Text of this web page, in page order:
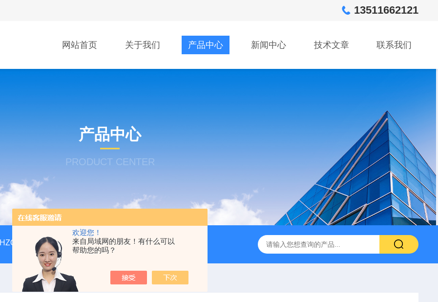
欢迎您！
来自局域网的朋友！有什么可以
帮助您的吗？
13511662121
网站首页 关于我们 产品中心 新闻中心 技术文章 联系我们
产品中心
PRODUCT CENTER
HZQ-F160全温振荡培养箱厂家价格 GGC-D大型全自动翻转式振荡萃取器 诺基LSHZ-300冷冻水浴恒温振荡器厂家